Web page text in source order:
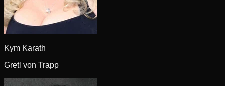
Kym Karath
Gretl von Trapp